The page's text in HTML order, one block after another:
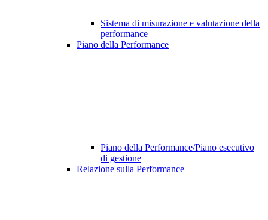
Sistema di misurazione e valutazione della
performance
Piano della Performance
Piano della Performance/Piano esecutivo
di gestione
Relazione sulla Performance